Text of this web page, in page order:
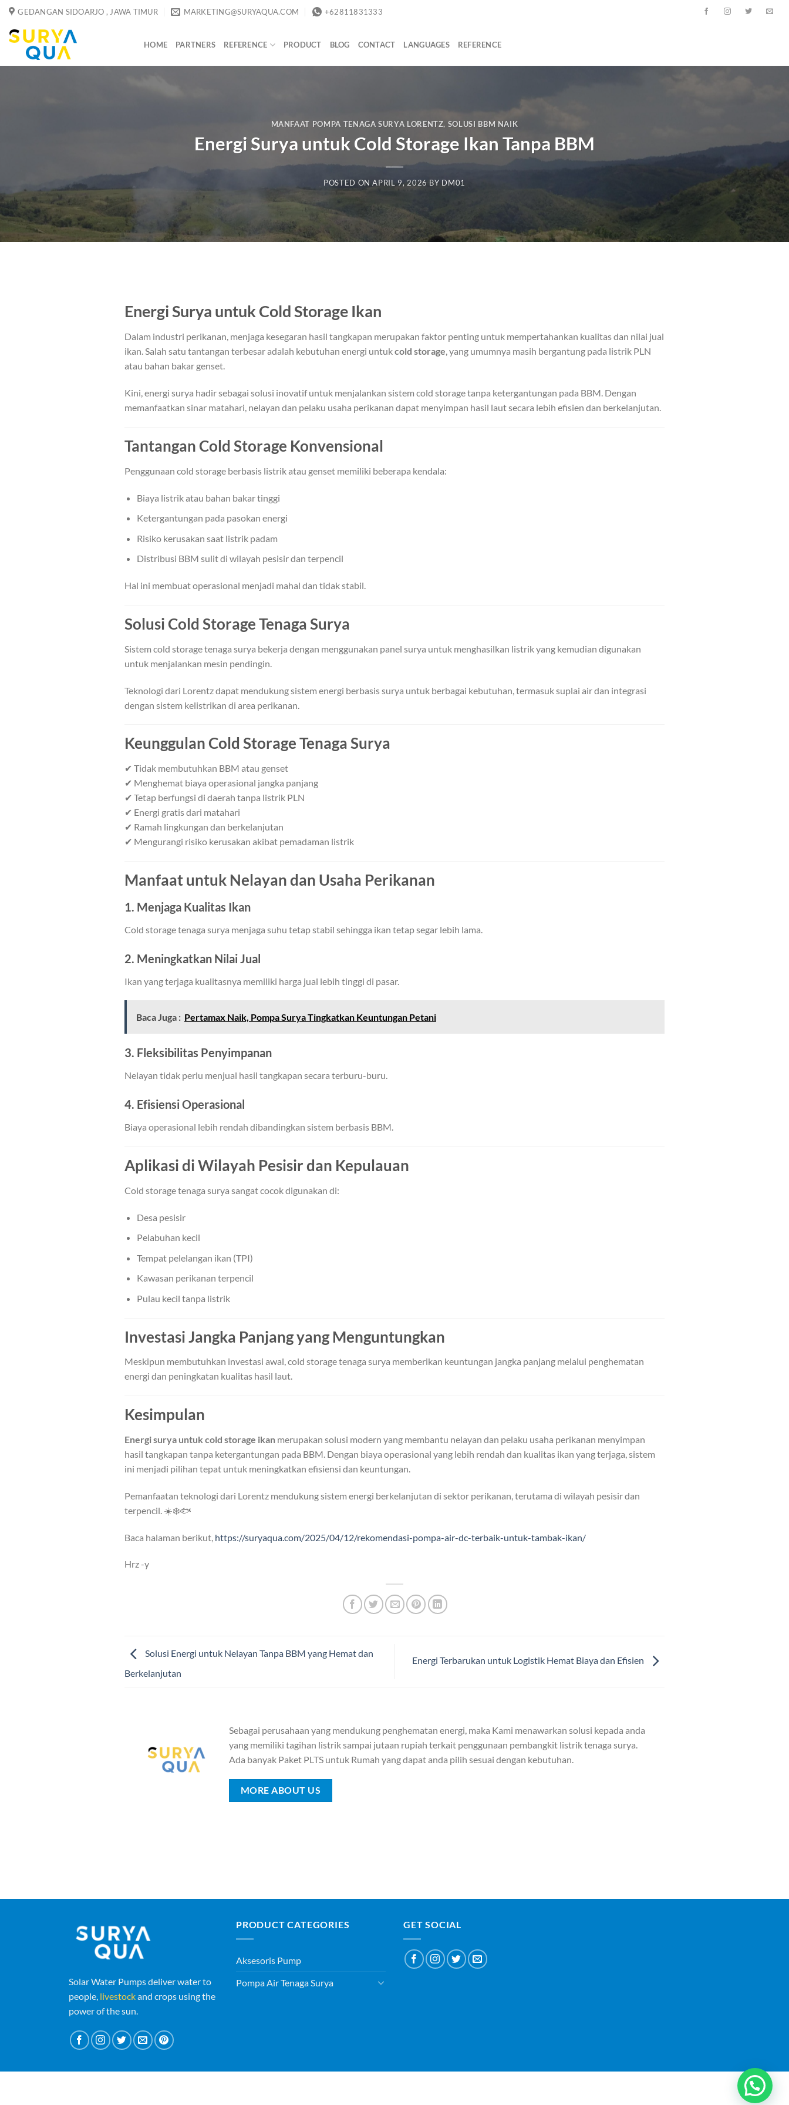
Skip
content
GEDANGAN SIDOARJO , JAWA TIMUR MARKETING@SURYAQUA.COM +62811831333
HOME PARTNERS REFERENCE PRODUCT BLOG CONTACT LANGUAGES REFERENCE
MANFAAT POMPA TENAGA SURYA LORENTZ, SOLUSI BBM NAIK
Energi Surya untuk Cold Storage Ikan Tanpa BBM
POSTED ONAPRIL 9, 2026 BY DM01
Energi Surya untuk Cold Storage Ikan
Dalam industri perikanan, menjaga kesegaran hasil tangkapan merupakan faktor penting untuk mempertahankan kualitas dan nilai jual
ikan. Salah satu tantangan terbesar adalah kebutuhan energi untukcold storage, yang umumnya masih bergantung pada listrik PLN
atau bahan bakar genset.
Kini, energi surya hadir sebagai solusi inovatif untuk menjalankan sistem cold storage tanpa ketergantungan pada BBM. Dengan
memanfaatkan sinar matahari, nelayan dan pelaku usaha perikanan dapat menyimpan hasil laut secara lebih efisien dan berkelanjutan.
Tantangan Cold Storage Konvensional
Penggunaan cold storage berbasis listrik atau genset memiliki beberapa kendala:
Biaya listrik atau bahan bakar tinggi
Ketergantungan pada pasokan energi
Risiko kerusakan saat listrik padam
Distribusi BBM sulit di wilayah pesisir dan terpencil
Hal ini membuat operasional menjadi mahal dan tidak stabil.
Solusi Cold Storage Tenaga Surya
Sistem cold storage tenaga surya bekerja dengan menggunakan panel surya untuk menghasilkan listrik yang kemudian digunakan
untuk menjalankan mesin pendingin.
Teknologi dari Lorentz dapat mendukung sistem energi berbasis surya untuk berbagai kebutuhan, termasuk suplai air dan integrasi
dengan sistem kelistrikan di area perikanan.
Keunggulan Cold Storage Tenaga Surya
✔ Tidak membutuhkan BBM atau genset
✔ Menghemat biaya operasional jangka panjang
✔ Tetap berfungsi di daerah tanpa listrik PLN
✔ Energi gratis dari matahari
✔ Ramah lingkungan dan berkelanjutan
✔ Mengurangi risiko kerusakan akibat pemadaman listrik
Manfaat untuk Nelayan dan Usaha Perikanan
1. Menjaga Kualitas Ikan
Cold storage tenaga surya menjaga suhu tetap stabil sehingga ikan tetap segar lebih lama.
2. Meningkatkan Nilai Jual
Ikan yang terjaga kualitasnya memiliki harga jual lebih tinggi di pasar.
Baca Juga : Pertamax Naik, Pompa Surya Tingkatkan Keuntungan Petani
3. Fleksibilitas Penyimpanan
Nelayan tidak perlu menjual hasil tangkapan secara terburu-buru.
4. Efisiensi Operasional
Biaya operasional lebih rendah dibandingkan sistem berbasis BBM.
Aplikasi di Wilayah Pesisir dan Kepulauan
Cold storage tenaga surya sangat cocok digunakan di:
Desa pesisir
Pelabuhan kecil
Tempat pelelangan ikan (TPI)
Kawasan perikanan terpencil
Pulau kecil tanpa listrik
Investasi Jangka Panjang yang Menguntungkan
Meskipun membutuhkan investasi awal, cold storage tenaga surya memberikan keuntungan jangka panjang melalui penghematan
energi dan peningkatan kualitas hasil laut.
Kesimpulan
Energi surya untuk cold storage ikan merupakan solusi modern yang membantu nelayan dan pelaku usaha perikanan menyimpan
hasil tangkapan tanpa ketergantungan pada BBM. Dengan biaya operasional yang lebih rendah dan kualitas ikan yang terjaga, sistem
ini menjadi pilihan tepat untuk meningkatkan efisiensi dan keuntungan.
Pemanfaatan teknologi dari Lorentz mendukung sistem energi berkelanjutan di sektor perikanan, terutama di wilayah pesisir dan
terpencil. ☀️❄️🐟
Baca halaman berikut, https://suryaqua.com/2025/04/12/rekomendasi-pompa-air-dc-terbaik-untuk-tambak-ikan/
Hrz -y
Solusi Energi untuk Nelayan Tanpa BBM yang Hemat dan
Berkelanjutan
Energi Terbarukan untuk Logistik Hemat Biaya dan Efisien
Sebagai perusahaan yang mendukung penghematan energi, maka Kami menawarkan solusi kepada anda
yang memiliki tagihan listrik sampai jutaan rupiah terkait penggunaan pembangkit listrik tenaga surya.
Ada banyak Paket PLTS untuk Rumah yang dapat anda pilih sesuai dengan kebutuhan.
MORE ABOUT US
Solar Water Pumps deliver water to
people, livestockand crops using the
power of the sun.
PRODUCT CATEGORIES
Aksesoris Pump
Pompa Air Tenaga Surya
GET SOCIAL